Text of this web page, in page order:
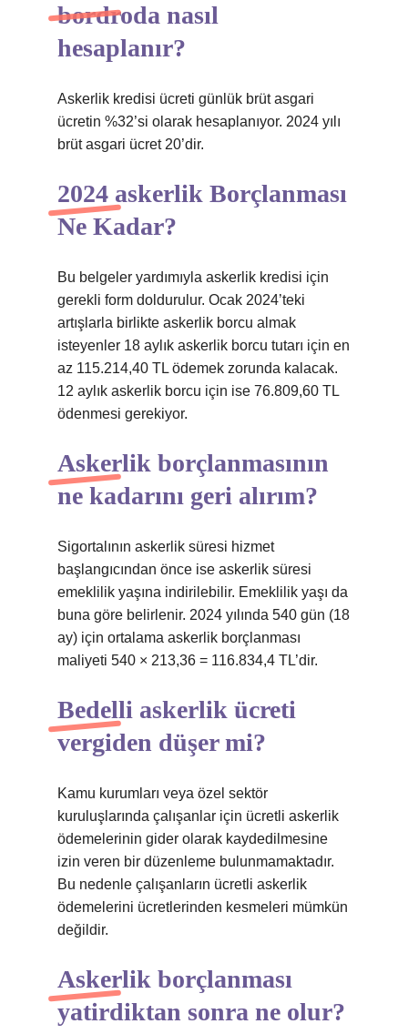
bordroda nasıl
hesaplanır?
Askerlik kredisi ücreti günlük brüt asgari
ücretin %32’si olarak hesaplanıyor. 2024 yılı
brüt asgari ücret 20’dir.
2024 askerlik Borçlanması
Ne Kadar?
Bu belgeler yardımıyla askerlik kredisi için
gerekli form doldurulur. Ocak 2024’teki
artışlarla birlikte askerlik borcu almak
isteyenler 18 aylık askerlik borcu tutarı için en
az 115.214,40 TL ödemek zorunda kalacak.
12 aylık askerlik borcu için ise 76.809,60 TL
ödenmesi gerekiyor.
Askerlik borçlanmasının
ne kadarını geri alırım?
Sigortalının askerlik süresi hizmet
başlangıcından önce ise askerlik süresi
emeklilik yaşına indirilebilir. Emeklilik yaşı da
buna göre belirlenir. 2024 yılında 540 gün (18
ay) için ortalama askerlik borçlanması
maliyeti 540 × 213,36 = 116.834,4 TL’dir.
Bedelli askerlik ücreti
vergiden düşer mi?
Kamu kurumları veya özel sektör
kuruluşlarında çalışanlar için ücretli askerlik
ödemelerinin gider olarak kaydedilmesine
izin veren bir düzenleme bulunmamaktadır.
Bu nedenle çalışanların ücretli askerlik
ödemelerini ücretlerinden kesmeleri mümkün
değildir.
Askerlik borçlanması
yatirdiktan sonra ne olur?